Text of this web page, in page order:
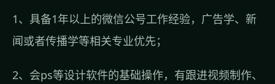
1、具备1年以上的微信公号工作经验，广告学、新
闻或者传播学等相关专业优先；
2、会ps等设计软件的基础操作，有跟进视频制作、